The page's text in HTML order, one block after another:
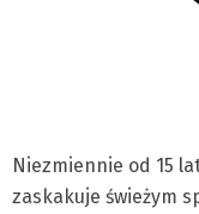
Niezmiennie od 15
zaskakuje świeżym